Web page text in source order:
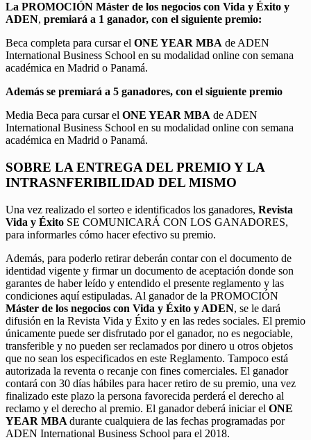
La PROMOCIÓN Máster de los negocios con Vida y Éxito y
ADEN, premiará a 1 ganador, con el siguiente premio:
Beca completa para cursar el ONE YEAR MBA de ADEN
International Business School en su modalidad online con semana
académica en Madrid o Panamá.
Además se premiará a 5 ganadores, con el siguiente premio
Media Beca para cursar el ONE YEAR MBA de ADEN
International Business School en su modalidad online con semana
académica en Madrid o Panamá.
SOBRE LA ENTREGA DEL PREMIO Y LA
INTRASNFERIBILIDAD DEL MISMO
Una vez realizado el sorteo e identificados los ganadores, Revista
Vida y Éxito SE COMUNICARÁ CON LOS GANADORES,
para informarles cómo hacer efectivo su premio.
Además, para poderlo retirar deberán contar con el documento de
identidad vigente y firmar un documento de aceptación donde son
garantes de haber leído y entendido el presente reglamento y las
condiciones aquí estipuladas. Al ganador de la PROMOCIÓN
Máster de los negocios con Vida y Éxito y ADEN, se le dará
difusión en la Revista Vida y Éxito y en las redes sociales. El premio
únicamente puede ser disfrutado por el ganador, no es negociable,
transferible y no pueden ser reclamados por dinero u otros objetos
que no sean los especificados en este Reglamento. Tampoco está
autorizada la reventa o recanje con fines comerciales. El ganador
contará con 30 días hábiles para hacer retiro de su premio, una vez
finalizado este plazo la persona favorecida perderá el derecho al
reclamo y el derecho al premio. El ganador deberá iniciar el ONE
YEAR MBA durante cualquiera de las fechas programadas por
ADEN International Business School para el 2018.